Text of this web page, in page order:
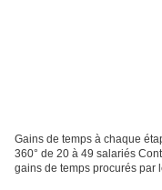
Gains de temps à chaque
360° de 20 à 49 salariés
gains de temps procurés par